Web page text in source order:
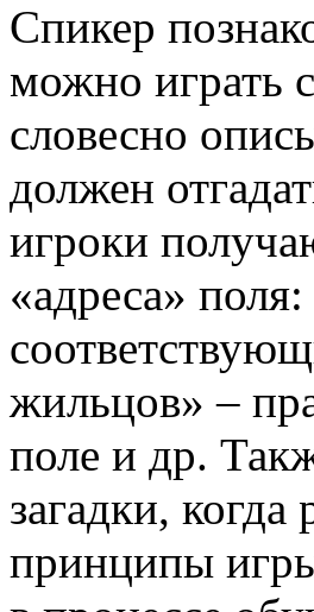
Спикер
можно играть
словесно
должен
игроки
«адреса»
жильцов» –
поле и др.
загадки,
принципы